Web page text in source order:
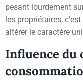
pesant lourdement
les propriétaires,
altérer le caractère
Influence du